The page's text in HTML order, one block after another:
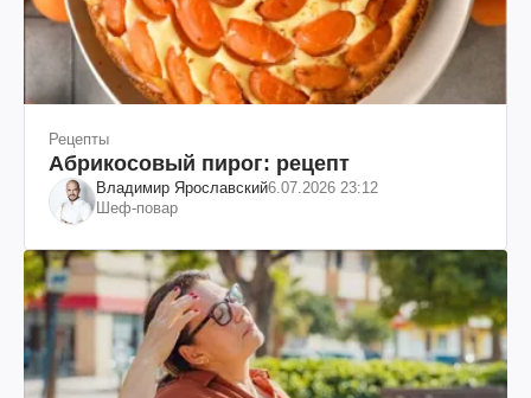
Рецепты
Абрикосовый пирог: рецепт
Владимир Ярославский6.07.2026 23:12
Шеф-повар